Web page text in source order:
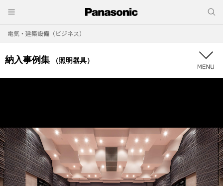
電気・建築設備（ビジネス）
納入事例集 （照明器具）